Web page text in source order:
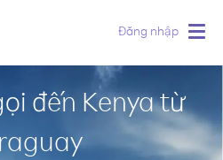
Đăng nhập
đến Kenya từ